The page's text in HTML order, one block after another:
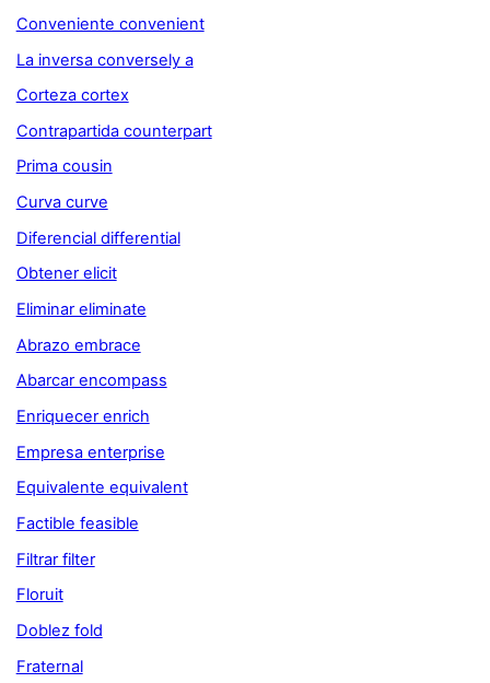
Conveniente convenient
La inversa conversely a
Corteza cortex
Contrapartida counterpart
Prima cousin
Curva curve
Diferencial differential
Obtener elicit
Eliminar eliminate
Abrazo embrace
Abarcar encompass
Enriquecer enrich
Empresa enterprise
Equivalente equivalent
Factible feasible
Filtrar filter
Floruit
Doblez fold
Fraternal